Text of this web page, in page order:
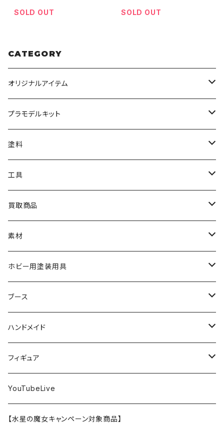
SOLD OUT
SOLD OUT
CATEGORY
オリジナルアイテム
みんなのアクション3Dアートベース
アクリルベース
ナチュラルベース
オリジナルアクキー
オリジナルスマホスタンド
ウォッチスタンド
テープスタンド
ベース材
アパレル
プラモデルキット
BANDAI
HG
MG
30MF
ポケプラ
TAMIYA
カーモデル
飛行機モデル
1/35ミリタリーミニチュアシリーズ
アオシマ
ザ☆バイク
けもプラ
KOTOBUKIYA
メガミデバイス
無限邂逅メガロマリア
プラフィア
エクスプラス
GOOD SMILE COMPANY
MODEROID
PLAMATEA
wave
スコープドッグ
Hasegawa
カーモデル
ファインモールド
塗料
クレオス
ラッカー塗料
エナメル塗料
サーフェイサー
水系エマルジョン塗料
TAMIYA
ラッカー塗料
エナメル塗料
ウェザリング・墨入れ
ガイアノーツ
エナメル塗料
ラッカー塗料
ターナー
アクリル塗料
プラモ向上委員会
その他
ハセガワ
ポリマー
コンパウンド
フィニッシャーズ
研磨剤
コンパウンド
トアミル
溶剤・うすめ液
クアトロポルテ
工具
TAMIYA
ニッパー
切削工具
ウェーブ
小物プラパーツ
ニッパー
ゴッドハンド
ニッパー
切削工具
ミネシマ
切削工具
その他工具
ガイアノーツ
その他工具
工具消耗品
クレオス
アイコム
切削工具
S.J.WORKs
買取商品
BANDAI
HG
MG
素材
TAMIYA
接着剤
パテ
クレオス
接着剤
パテ
ガイアノーツ
接着剤
パテ
ウェーブ
接着剤
パテ
コニシ
接着剤
セメダイン
ホビー用塗装用具
TAMIYA
エアブラシ関連用品
塗装関係消耗品
PROFIX(RAYWOOD)
エアブラシ
エアブラシ関連用品
ガイアノーツ
その他
ホビー用塗料皿・容器
プラモ向上委員会
その他
クレオス
ブース
PROFIX(RAYWOOD)
ウェーブ
ハンドメイド
完成品
素材
フィギュア
バンダイ
METAL ROBOT魂
YouTubeLive
【水星の魔女キャンペーン対象商品】